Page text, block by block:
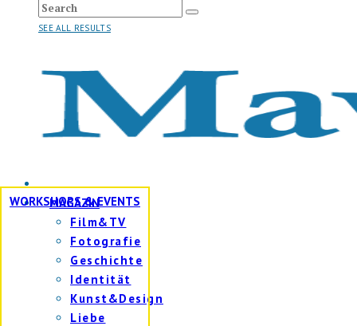
SEE ALL RESULTS
WORKSHOPS & EVENTS
MAGAZIN
Film&TV
Fotografie
Geschichte
Identität
Kunst&Design
Liebe